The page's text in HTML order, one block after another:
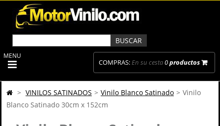
COMPRAS:En su cesta0productos
MENU
> VINILOS SATINADOS > Vinilo Blanco Satinado > Vinilo
Blanco Satinado 30cm x 152cm